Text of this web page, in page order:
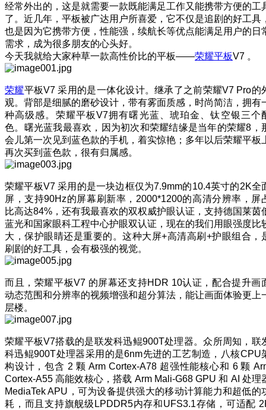
经常外出的，这是就需要一款既能满足工作又能携带方便的工
了。近几年，平板被广达用户所喜爱，它不仅是追剧的好工具
也是因为它携带方便，性能强，续航长等优点能满足用户的日
需求，成为很多朋友的心头好。
今天我就给大家种草一款高性价比的平板——荣耀平板V7 。
荣耀平板V7 采用的是一体化设计。继承了之前荣耀V7 Pro的
观。背部是细腻的磨砂设计，带有雾面质感，时尚简洁，拥有
种高级感。荣耀平板V7拥有曙光蓝、琥珀金、钛空银三个
色。曙光蓝我最喜欢，因为初次和荣耀结缘是当年的荣耀8，
会儿第一次见到蓝色款的手机，着实惊艳；多年以后荣耀平板
再次买到蓝色款，很有归属感。
荣耀平板V7 采用的是一块边框仅为7.9mm的10.4英寸的2K全
屏，支持90Hz的屏幕刷新率，2000*1200的高清分辨率，屏
比高达84%，还有我最喜欢的双权威护眼认证，支持德国莱茵
蓝光和国家眼科工程中心护眼双认证，现在的我们用眼强度比
大，保护眼睛还是重要的。这种大屏+高清高刷+护眼组合，
刷剧的好工具，会有极强的视觉。
而且，荣耀平板V7 的屏幕还支持HDR 10认证，配合提升画
动态范围和分辨率的视频增强和超分算法，能让画面体验更上
层楼。
荣耀平板V7搭载的是联发科迅鲲900T处理器。众所周知，联
科迅鲲900T处理器采用的是6nm先进的工艺制造，八核CPU
构设计，包含 2 颗 Arm Cortex-A78 超强性能核心和 6 颗
Cortex-A55 高能效核心，搭载 Arm Mali-G68 GPU 和 AI 处理
MediaTek APU，可为设备提供强大的移动计算能力和超低的
耗，而且支持旗舰级LPDDR5内存和UFS3.1存储，可适配